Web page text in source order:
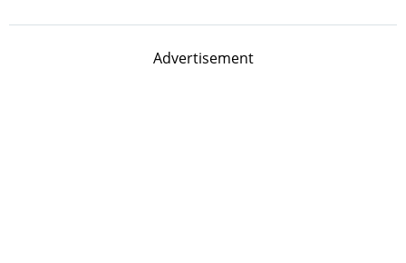
Advertisement